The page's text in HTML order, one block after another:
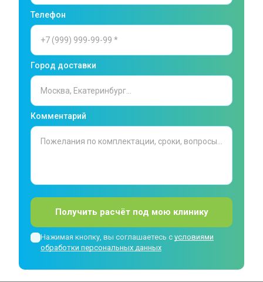
Телефон
Город доставки
Комментарий
Получить расчёт под мою клинику
Нажимая кнопку, вы соглашаетесь с условиями
обработки персональных данных